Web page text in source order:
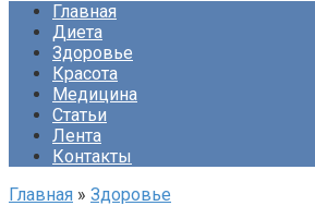
Главная
Диета
Здоровье
Красота
Медицина
Статьи
Лента
Контакты
Главная » Здоровье